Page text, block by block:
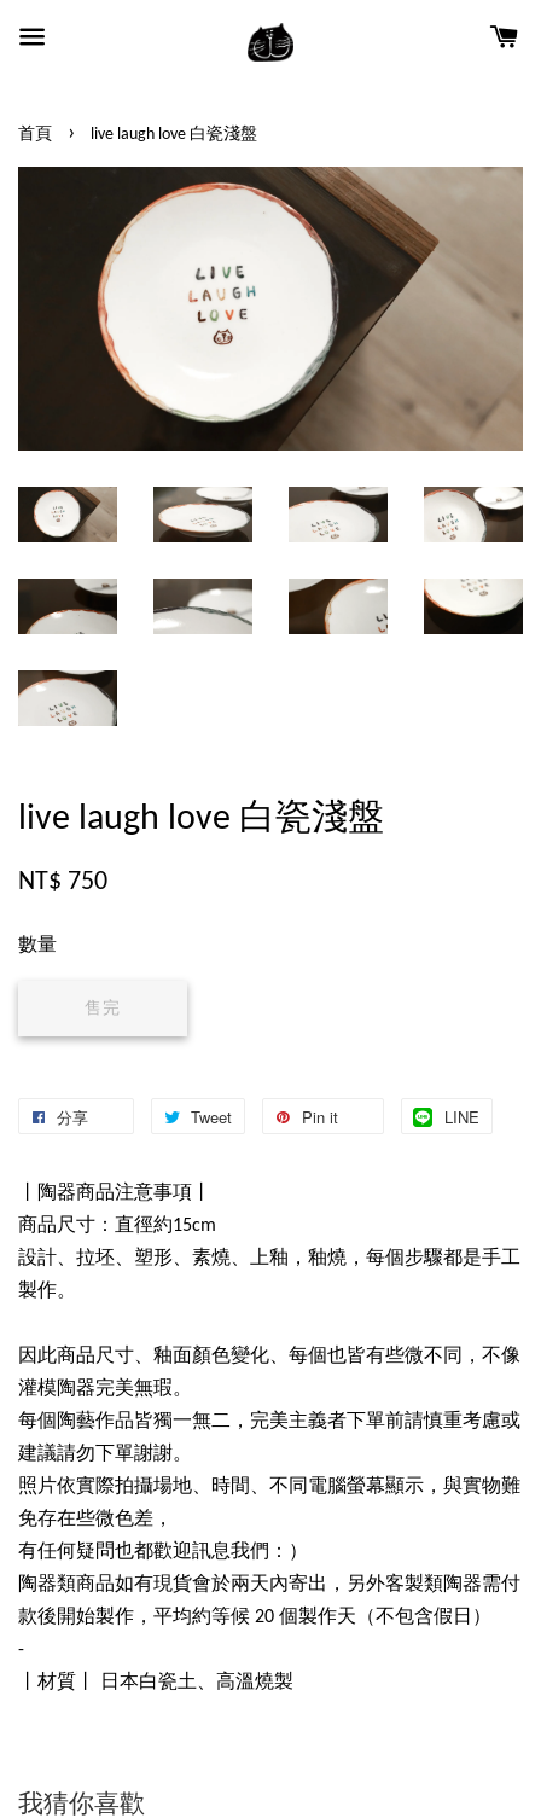
首頁 › live laugh love 白瓷淺盤
live laugh love 白瓷淺盤
NT$ 750
數量
售完
分享 Tweet Pin it LINE
丨陶器商品注意事項丨
商品尺寸：直徑約15cm
設計、拉坯、塑形、素燒、上釉，釉燒，每個步驟都是手工
製作。
因此商品尺寸、釉面顏色變化、每個也皆有些微不同，不像
灌模陶器完美無瑕。
每個陶藝作品皆獨一無二，完美主義者下單前請慎重考慮或
建議請勿下單謝謝。
照片依實際拍攝場地、時間、不同電腦螢幕顯示，與實物難
免存在些微色差，
有任何疑問也都歡迎訊息我們：）
陶器類商品如有現貨會於兩天內寄出，另外客製類陶器需付
款後開始製作，平均約等候 20 個製作天（不包含假日）
-
丨材質丨 日本白瓷土、高溫燒製
我猜你喜歡